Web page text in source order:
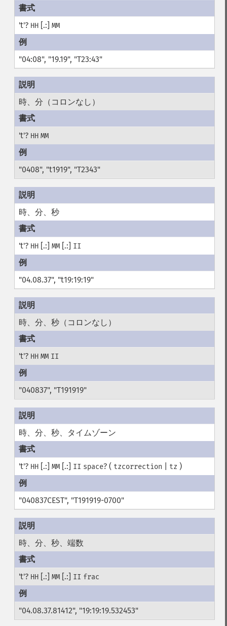
't'? HH[.:] MM
"04:08", "19.19", "T23:43"
時、分（コロンなし）
't'? HH MM
"0408", "t1919", "T2343"
時、分、秒
't'? HH[.:] MM[.:] II
"04.08.37", "t19:19:19"
時、分、秒（コロンなし）
't'? HH MM II
"040837", "T191919"
時、分、秒、タイムゾーン
't'? HH[.:] MM[.:] II space? ( tzcorrection tz )
"040837CEST", "T191919-0700"
時、分、秒、端数
't'? HH[.:] MM[.:] II frac
"04.08.37.81412", "19:19:19.532453"